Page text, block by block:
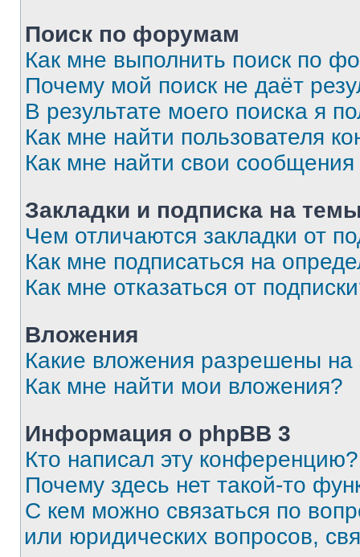
Поиск по форумам
Как мне выполнить поиск по
Почему мой поиск не даёт
В результате моего поиска я
Как мне найти пользователя
Как мне найти свои
Закладки и подписка на
Чем отличаются закладки от
Как мне подписаться на
Как мне отказаться от
Вложения
Какие вложения разрешены
Как мне найти мои вложения?
Информация о phpBB 3
Кто написал эту конференцию?
Почему здесь нет такой-то
С кем можно связаться по
или юридических вопросов,